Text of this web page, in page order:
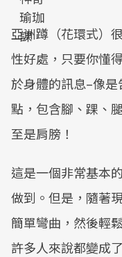
亞洲蹲（花環式）
性好處，只要你懂
於身體的訊息–像
點，包含腳、踝、
至是肩膀！
這是一個非常基本
做到。但是，隨著
簡單彎曲，然後輕
許多人來說都變成